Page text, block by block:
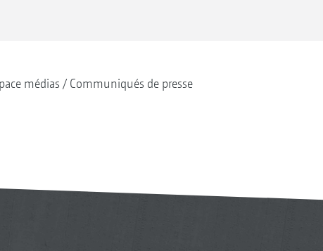
médias Communiqués de presse